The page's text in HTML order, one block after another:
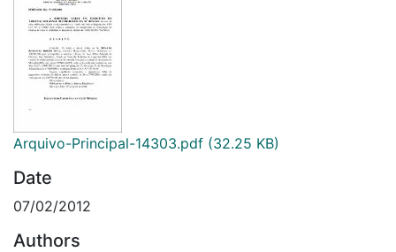
Arquivo-Principal-14303.pdf (32.25 KB)
Date
07/02/2012
Authors